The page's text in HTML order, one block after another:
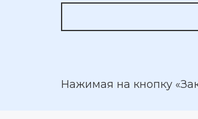
Нажимая на кнопку